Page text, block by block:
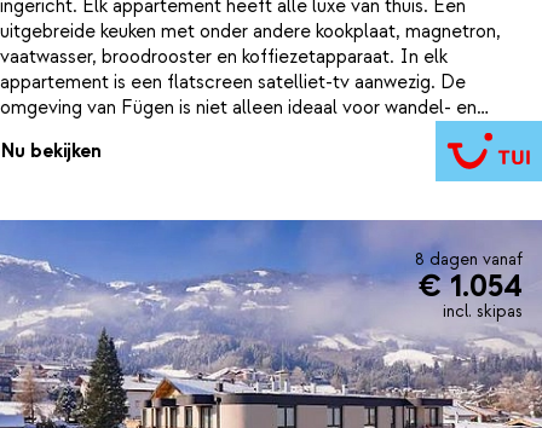
ingericht. Elk appartement heeft alle luxe van thuis. Een
uitgebreide keuken met onder andere kookplaat, magnetron,
vaatwasser, broodrooster en koffiezetapparaat. In elk
appartement is een flatscreen satelliet-tv aanwezig. De
omgeving van Fügen is niet alleen ideaal voor wandel- en
mountainbike liefhebbers. Voor de echte waaghalzen zijn er
speciale activiteiten op de Spieljochberg. Wat dacht je van
Nu bekijken
8 dagen vanaf
€ 1.054
incl. skipas